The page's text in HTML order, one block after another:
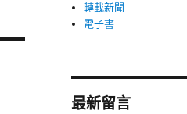
轉載新聞
電子書
最新留言